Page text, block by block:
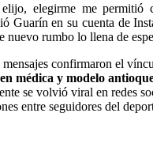
elegirme me permitió
Guarín en su cuenta de
nuevo rumbo lo llena de
confirmaron el
médica y modelo
se volvió viral en redes
entre seguidores del